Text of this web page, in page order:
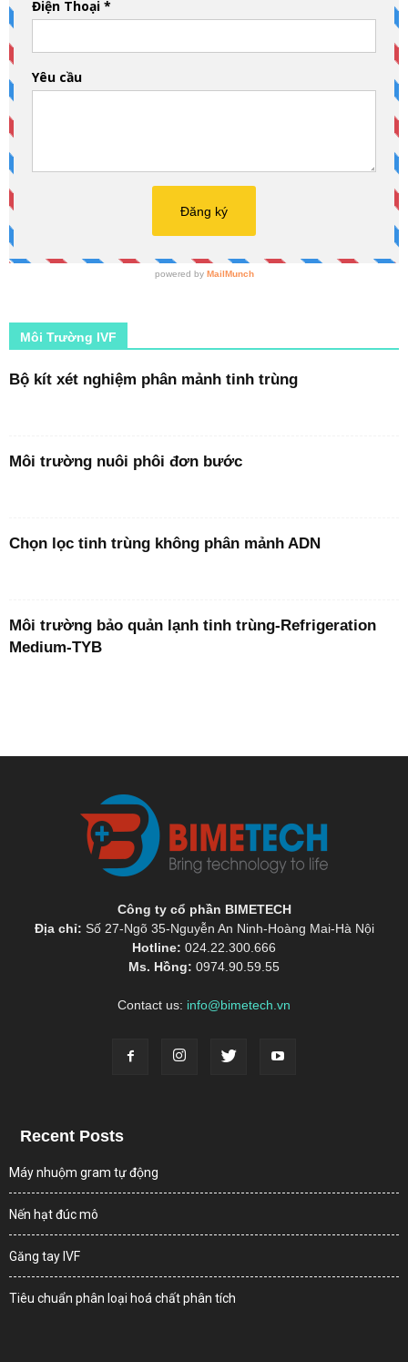
Môi Trường IVF
Bộ kít xét nghiệm phân mảnh tinh trùng
Môi trường nuôi phôi đơn bước
Chọn lọc tinh trùng không phân mảnh ADN
Môi trường bảo quản lạnh tinh trùng-Refrigeration
Medium-TYB
Công ty cổ phần BIMETECH
Địa chỉ: Số 27-Ngõ 35-Nguyễn An Ninh-Hoàng Mai-Hà Nội
Hotline: 024.22.300.666
Ms. Hồng: 0974.90.59.55
Contact us: info@bimetech.vn
Recent Posts
Máy nhuộm gram tự động
Nến hạt đúc mô
Găng tay IVF
Tiêu chuẩn phân loại hoá chất phân tích